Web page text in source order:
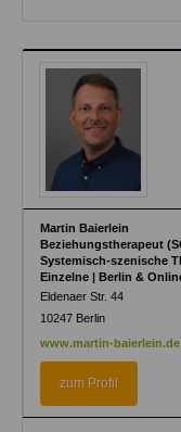
Martin Baierlein
Beziehungstherapeut
Systemisch-szenische
Einzelne | Berlin &
Eldenaer Str. 44
10247 Berlin
www.martin-baierlein.de
zum Profil